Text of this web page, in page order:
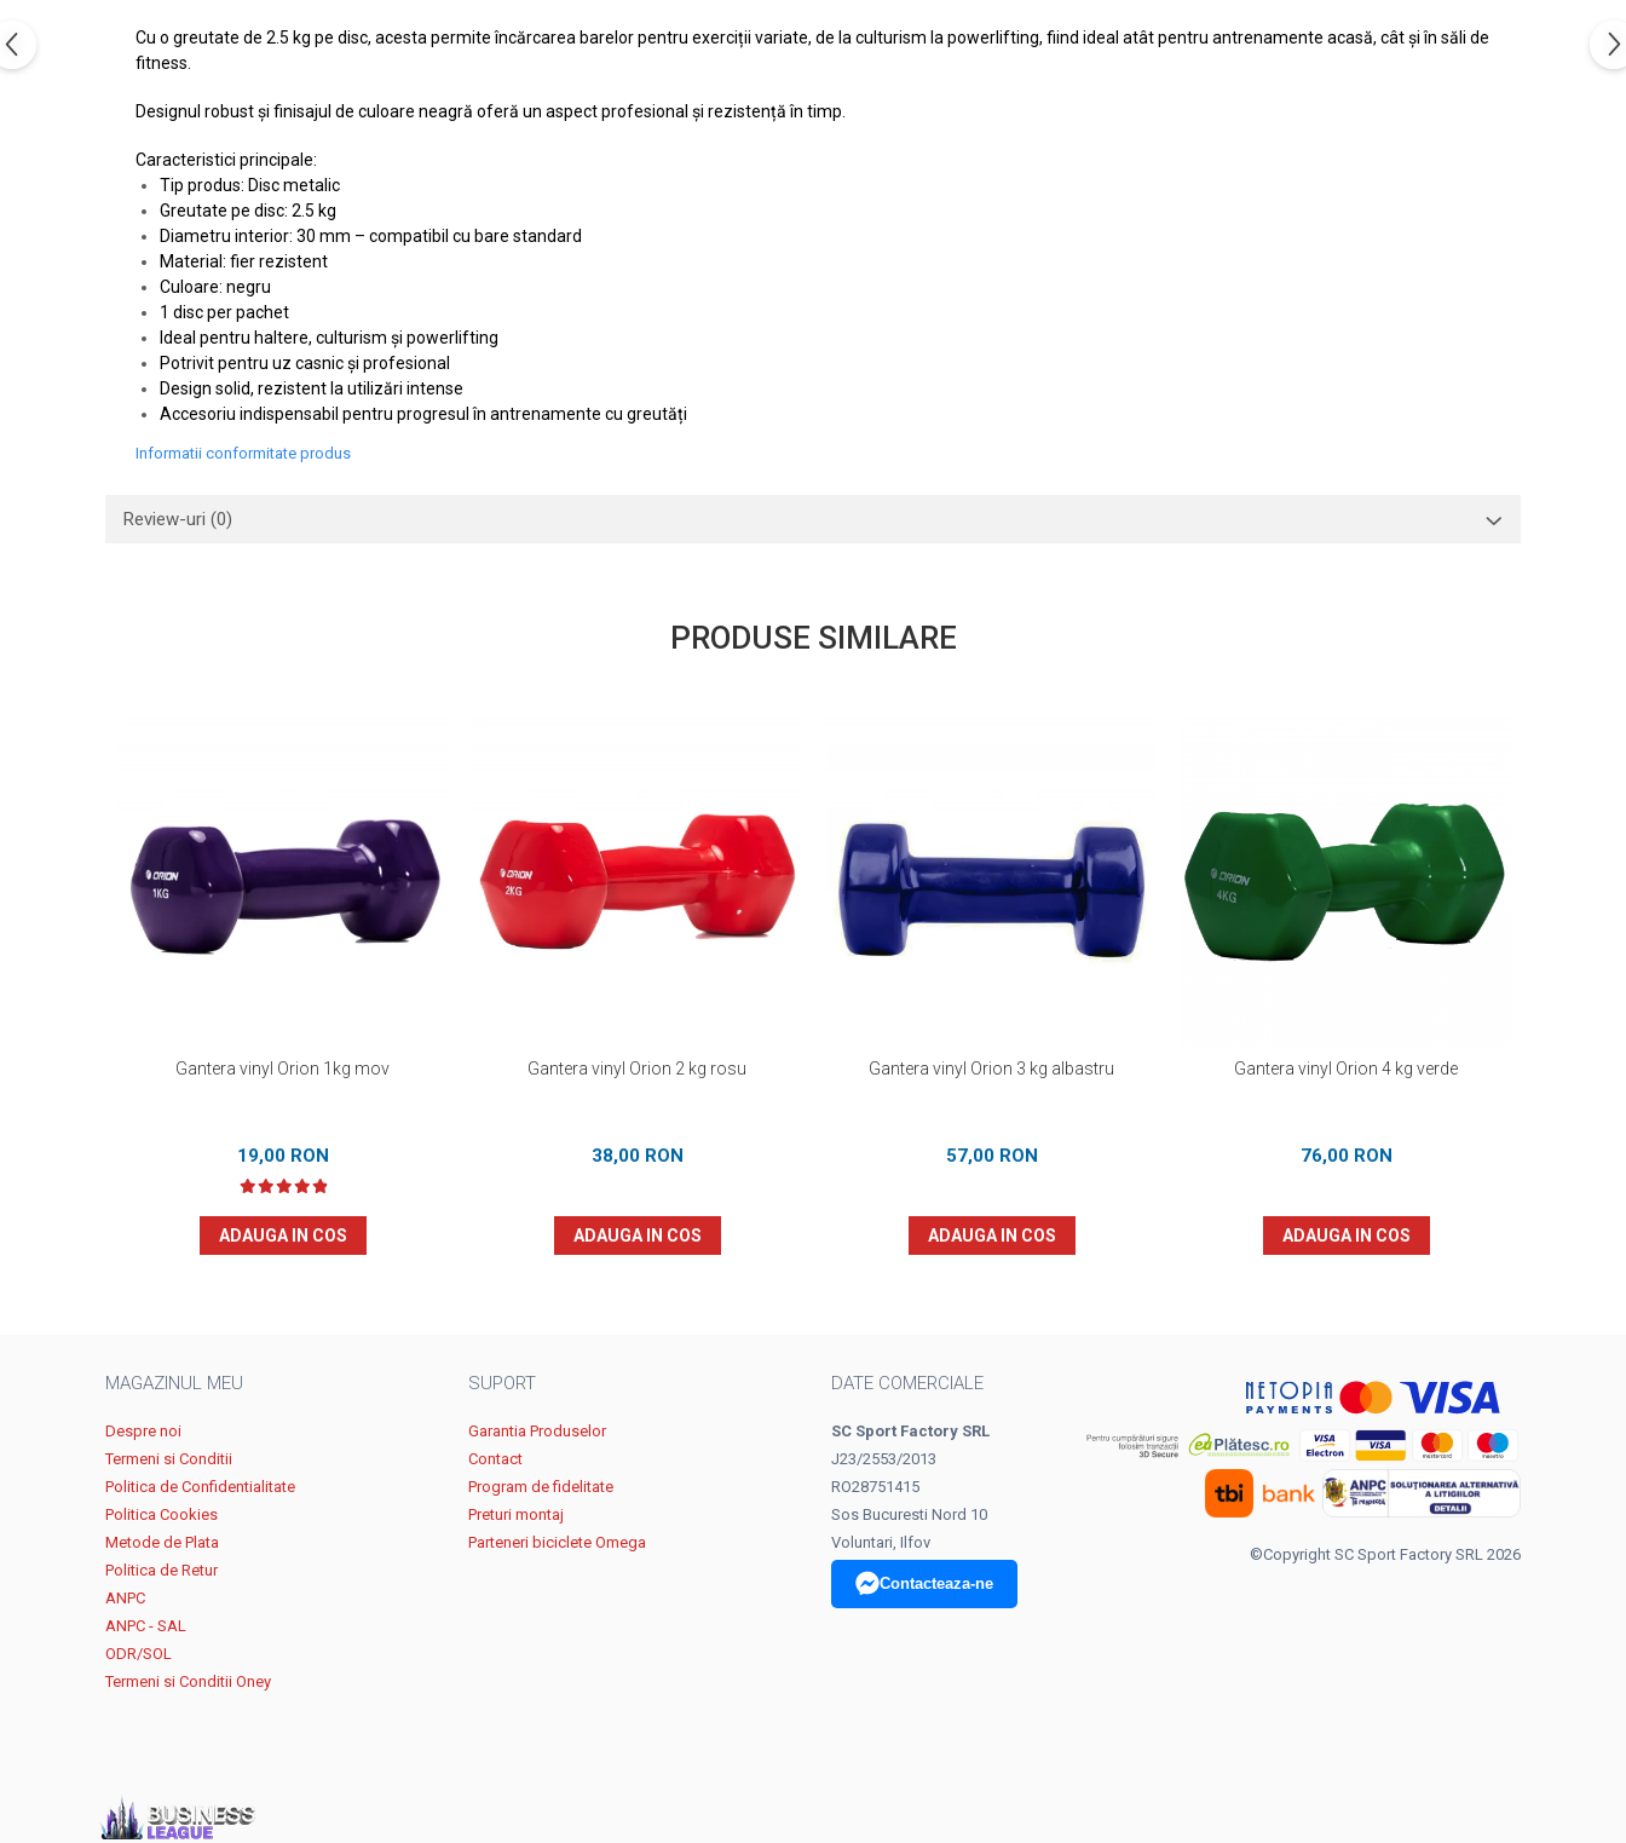
Cu o greutate de 2.5 kg pe disc, acesta permite încărcarea barelor pentru exerciții variate, de la culturism la powerlifting, fiind ideal atât pentru antrenamente acasă, cât și în săli de
fitness.
Designul robust și finisajul de culoare neagră oferă un aspect profesional și rezistență în timp.
Caracteristici principale:
Tip produs: Disc metalic
Greutate pe disc: 2.5 kg
Diametru interior: 30 mm – compatibil cu bare standard
Material: fier rezistent
Culoare: negru
1 disc per pachet
Ideal pentru haltere, culturism și powerlifting
Potrivit pentru uz casnic și profesional
Design solid, rezistent la utilizări intense
Accesoriu indispensabil pentru progresul în antrenamente cu greutăți
Informatii conformitate produs
Review-uri (0)
PRODUSE SIMILARE
Gantera vinyl Orion 1kg mov
19,00 RON
ADAUGA IN COS
Gantera vinyl Orion 2 kg rosu
38,00 RON
ADAUGA IN COS
Gantera vinyl Orion 3 kg albastru
57,00 RON
ADAUGA IN COS
Gantera vinyl Orion 4 kg verde
76,00 RON
ADAUGA IN COS
MAGAZINUL MEU
Despre noi
Termeni si Conditii
Politica de Confidentialitate
Politica Cookies
Metode de Plata
Politica de Retur
ANPC
ANPC - SAL
ODR/SOL
Termeni si Conditii Oney
SUPORT
Garantia Produselor
Contact
Program de fidelitate
Preturi montaj
Parteneri biciclete Omega
DATE COMERCIALE
SC Sport Factory SRL
J23/2553/2013
RO28751415
Sos Bucuresti Nord 10
Voluntari, Ilfov
Contacteaza-ne
©Copyright SC Sport Factory SRL 2026